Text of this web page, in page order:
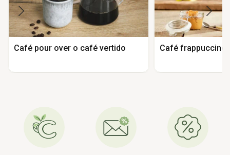
Café pour over o café vertido Café frappuccino